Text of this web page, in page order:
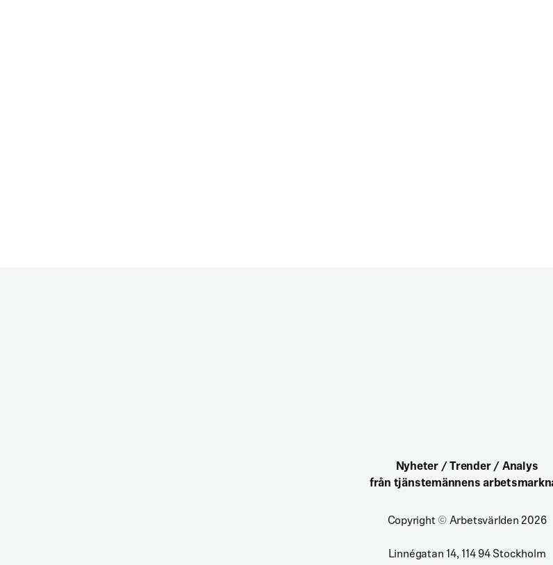
Nyheter / Trender / Analys
från tjänstemännens
Copyright ©Arbetsvärlden 2026
Linnégatan 14, 114 94 Stockholm